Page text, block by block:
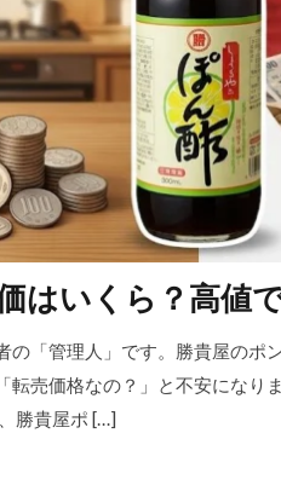
はいくら？高値
の「管理人」です。勝貴屋のポ
転売価格なの？」と不安になり
勝貴屋ポ […]